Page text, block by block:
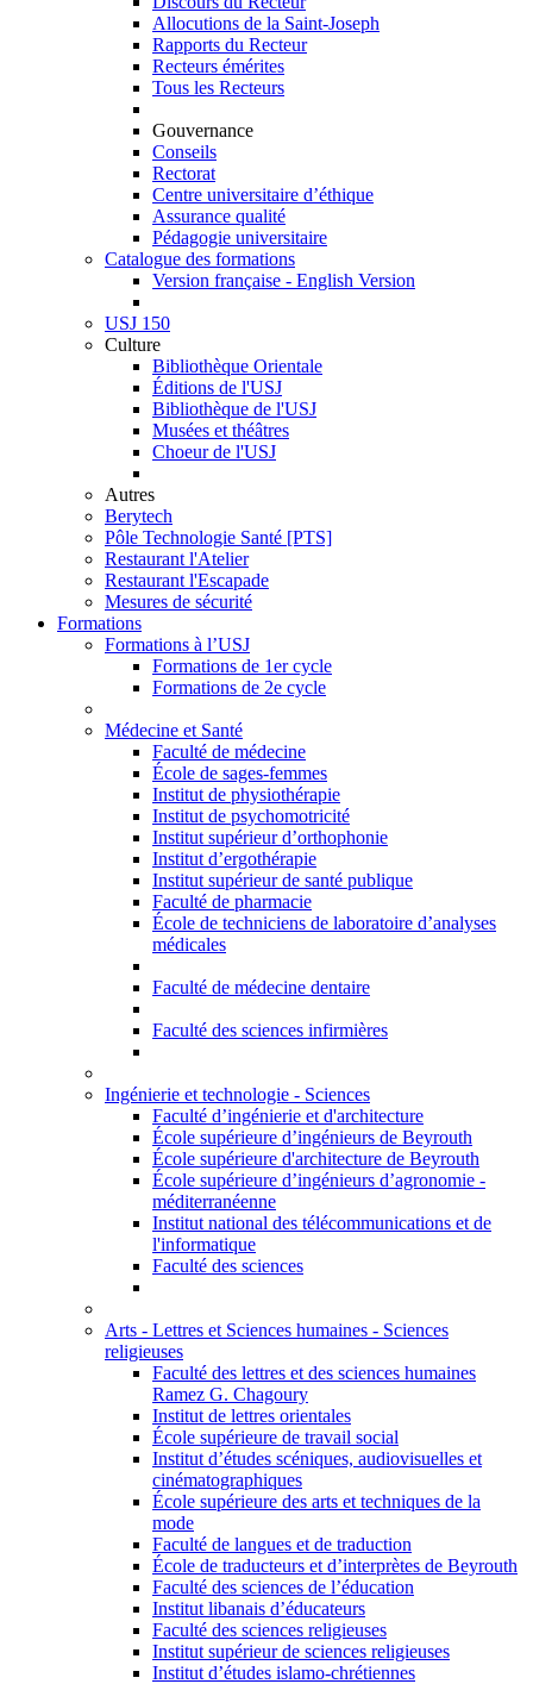
Allocutions de la Saint-Joseph
Rapports du Recteur
Recteurs émérites
Tous les Recteurs
Gouvernance
Conseils
Rectorat
Centre universitaire d’éthique
Assurance qualité
Pédagogie universitaire
Catalogue des formations
Version française - English Version
USJ 150
Culture
Bibliothèque Orientale
Éditions de l'USJ
Bibliothèque de l'USJ
Musées et théâtres
Choeur de l'USJ
Autres
Berytech
Pôle Technologie Santé [PTS]
Restaurant l'Atelier
Restaurant l'Escapade
Mesures de sécurité
Formations
Formations à l’USJ
Formations de 1er cycle
Formations de 2e cycle
Médecine et Santé
Faculté de médecine
École de sages-femmes
Institut de physiothérapie
Institut de psychomotricité
Institut supérieur d’orthophonie
Institut d’ergothérapie
Institut supérieur de santé publique
Faculté de pharmacie
École de techniciens de laboratoire d’analyses
médicales
Faculté de médecine dentaire
Faculté des sciences infirmières
Ingénierie et technologie - Sciences
Faculté d’ingénierie et d'architecture
École supérieure d’ingénieurs de Beyrouth
École supérieure d'architecture de Beyrouth
École supérieure d’ingénieurs d’agronomie -
méditerranéenne
Institut national des télécommunications et de
l'informatique
Faculté des sciences
Arts - Lettres et Sciences humaines - Sciences
religieuses
Faculté des lettres et des sciences humaines
Ramez G. Chagoury
Institut de lettres orientales
École supérieure de travail social
Institut d’études scéniques, audiovisuelles et
cinématographiques
École supérieure des arts et techniques de la
mode
Faculté de langues et de traduction
École de traducteurs et d’interprètes de Beyrouth
Faculté des sciences de l’éducation
Institut libanais d’éducateurs
Faculté des sciences religieuses
Institut supérieur de sciences religieuses
Institut d’études islamo-chrétiennes